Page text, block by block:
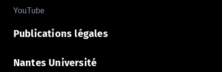
YouTube
Publications légales
Nantes Université